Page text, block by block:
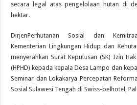
secara legal atas pengelolaan hutan di
hektar.
DirjenPerhutanan Sosial dan
Kementerian Lingkungan Hidup dan
menyerahkan Surat Keputusan (SK) Izin
(HPHD) kepada kepala Desa Lampo dan
Seminar dan Lokakarya Percepatan
Sosial Sulawesi Tengah di Swiss-belhotel,